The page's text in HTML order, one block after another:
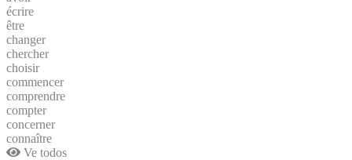
écrire
être
changer
chercher
choisir
commencer
comprendre
compter
concerner
connaître
Ve todos